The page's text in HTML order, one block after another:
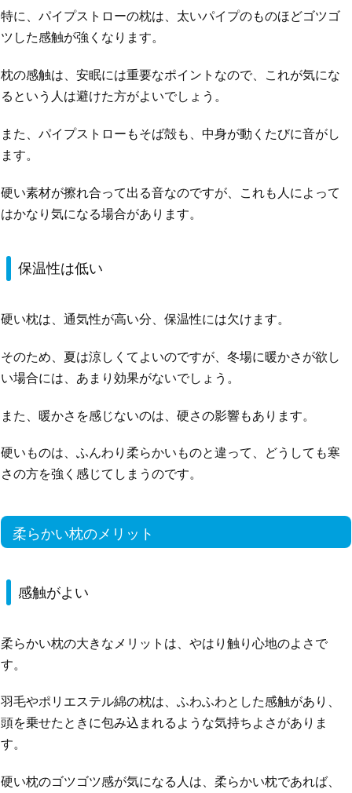
特に、パイプストローの枕は、太いパイプのものほどゴツゴ
ツした感触が強くなります。
枕の感触は、安眠には重要なポイントなので、これが気にな
るという人は避けた方がよいでしょう。
また、パイプストローもそば殻も、中身が動くたびに音がし
ます。
硬い素材が擦れ合って出る音なのですが、これも人によって
はかなり気になる場合があります。
保温性は低い
硬い枕は、通気性が高い分、保温性には欠けます。
そのため、夏は涼しくてよいのですが、冬場に暖かさが欲し
い場合には、あまり効果がないでしょう。
また、暖かさを感じないのは、硬さの影響もあります。
硬いものは、ふんわり柔らかいものと違って、どうしても寒
さの方を強く感じてしまうのです。
柔らかい枕のメリット
感触がよい
柔らかい枕の大きなメリットは、やはり触り心地のよさで
す。
羽毛やポリエステル綿の枕は、ふわふわとした感触があり、
頭を乗せたときに包み込まれるような気持ちよさがありま
す。
硬い枕のゴツゴツ感が気になる人は、柔らかい枕であれば、